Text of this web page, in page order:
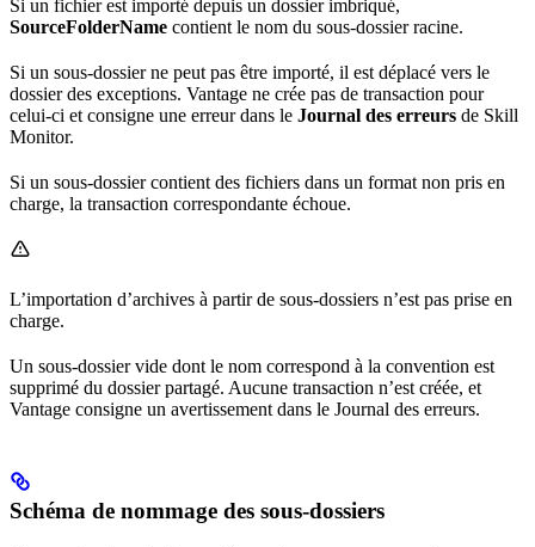
Si un fichier est importé depuis un dossier imbriqué,
SourceFolderName contient le nom du sous-dossier racine.
Si un sous-dossier ne peut pas être importé, il est déplacé vers le
dossier des exceptions. Vantage ne crée pas de transaction pour
celui-ci et consigne une erreur dans le Journal des erreurs de Skill
Monitor.
Si un sous-dossier contient des fichiers dans un format non pris en
charge, la transaction correspondante échoue.
L’importation d’archives à partir de sous-dossiers n’est pas prise en
charge.
Un sous-dossier vide dont le nom correspond à la convention est
supprimé du dossier partagé. Aucune transaction n’est créée, et
Vantage consigne un avertissement dans le Journal des erreurs.
Schéma de nommage des sous-dossiers